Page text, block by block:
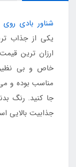
شناور بادی
یکی از جذاب
ارزان ترین
خاص و بی نظیر
مناسب بوده و
جا کنید. رنگ
جذابیت بالایی